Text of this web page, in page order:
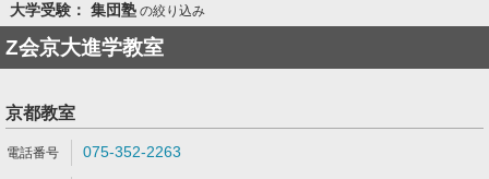
大学受験： 集団塾の絞り込み
Z会京大進学教室
京都教室
075-352-2263